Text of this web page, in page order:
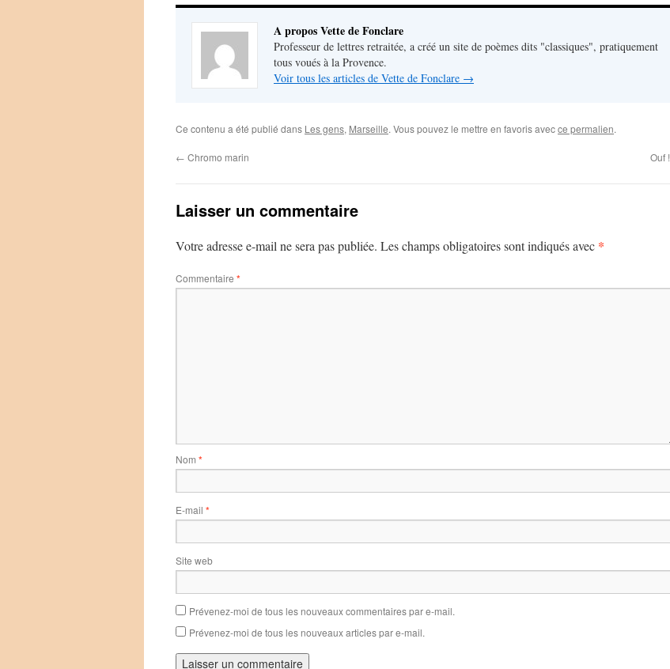
A propos Vette de Fonclare
Professeur de lettres retraitée, a créé un site de poèmes dits "classiques", pratiquement
tous voués à la Provence.
Voir tous les articles de Vette de Fonclare →
Ce contenu a été publié dans Les gens, Marseille. Vous pouvez le mettre en favoris avecce permalien.
← Chromo marin Ouf !
Laisser un commentaire
Votre adresse e-mail ne sera pas publiée. Les champs obligatoires sont indiqués avec *
Commentaire *
Nom *
E-mail *
Site web
Prévenez-moi de tous les nouveaux commentaires par e-mail.
Prévenez-moi de tous les nouveaux articles par e-mail.